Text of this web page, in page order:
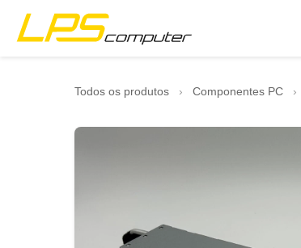
Todos os produtos › Componentes PC ›